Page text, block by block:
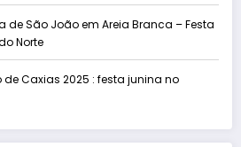
de São João em Areia Branca – Festa
Norte
Caxias 2025 : festa junina no